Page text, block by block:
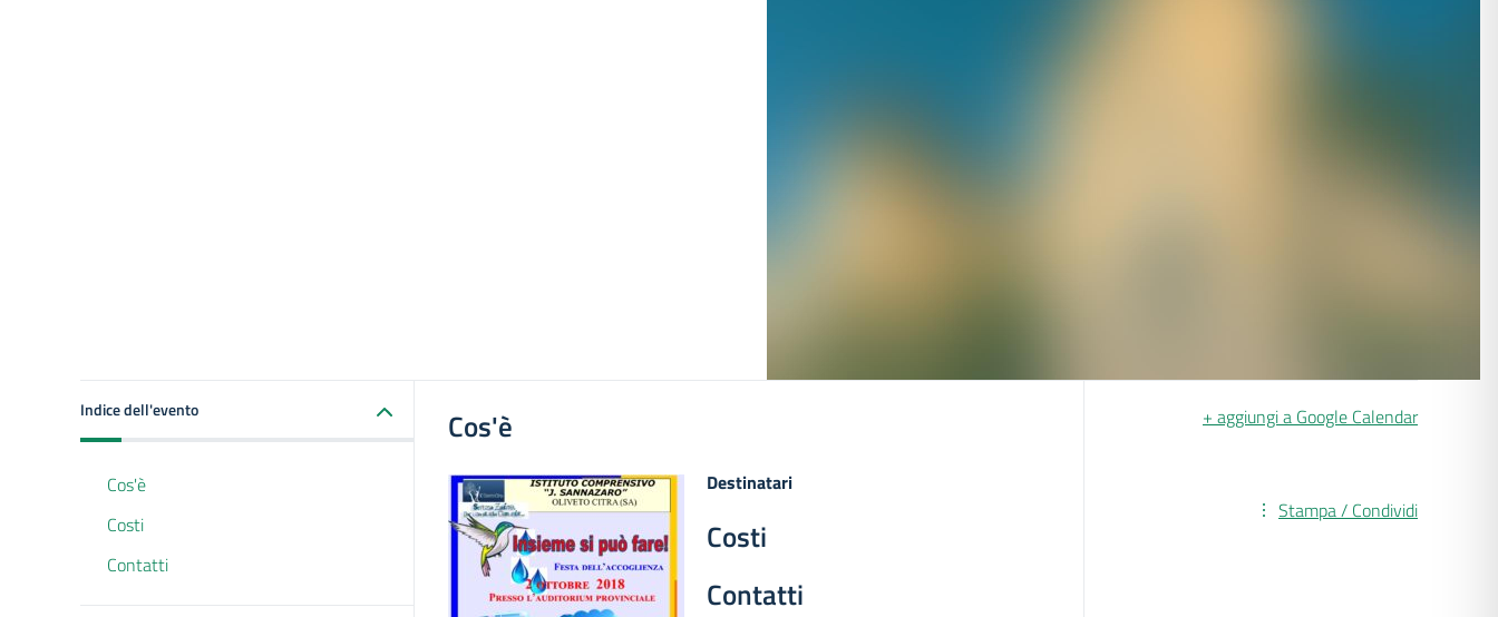
Indice dell'evento
Cos'è
Costi
Contatti
Cos'è
Destinatari
Costi
Contatti
+ aggiungi a Google Calendar
Stampa / Condividi